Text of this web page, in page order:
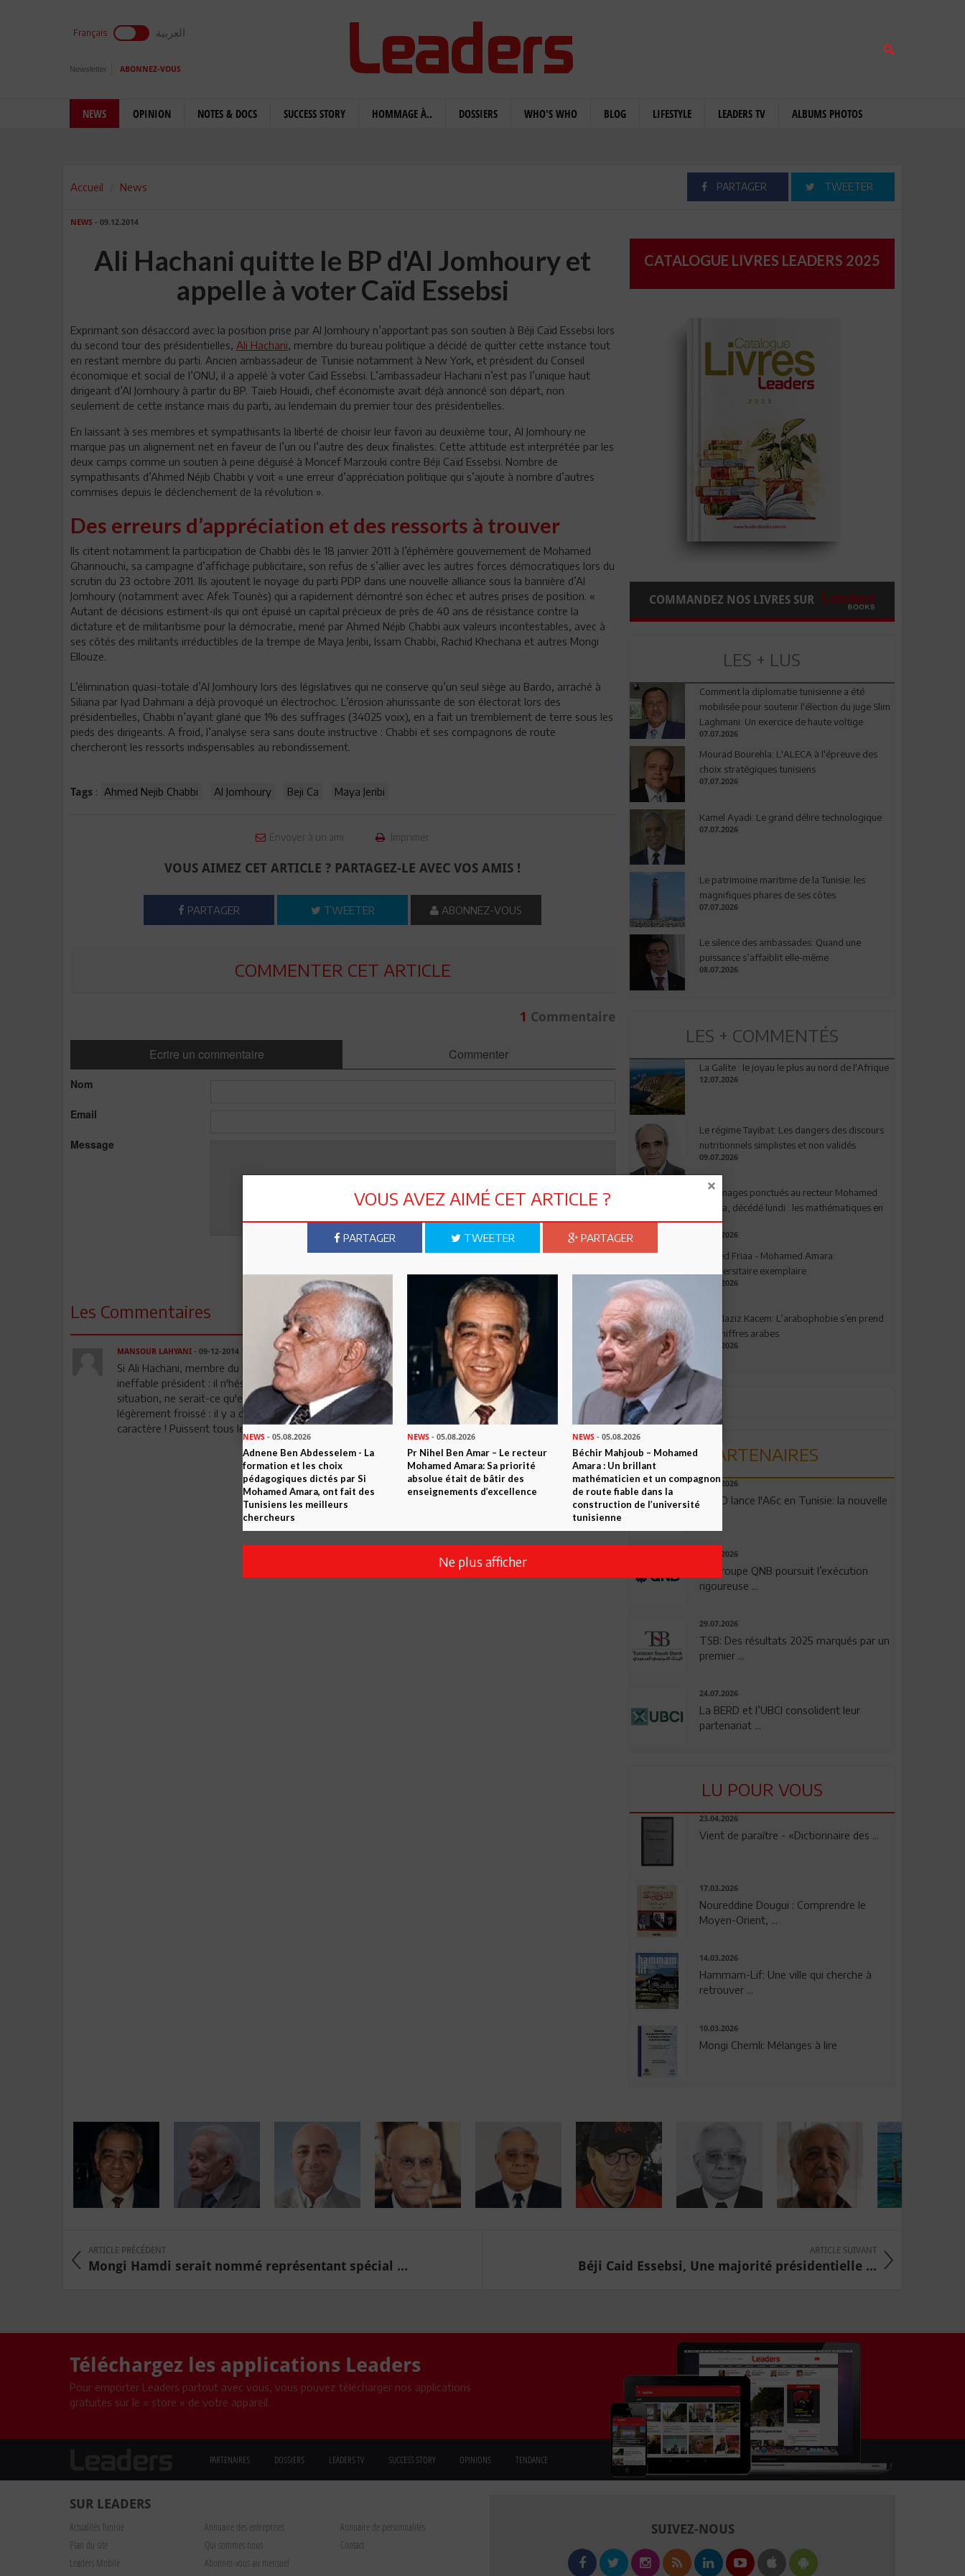
Français العربية
Newsletter ABONNEZ-VOUS
NEWS OPINION NOTES & DOCS SUCCESS STORY HOMMAGE À.. DOSSIERS WHO'S WHO BLOG LIFESTYLE LEADERS TV ALBUMS PHOTOS
Accueil News PARTAGER TWEETER
NEWS - 09.12.2014
Ali Hachani quitte le BP d'Al Jomhoury et
appelle à voter Caïd Essebsi
Exprimant son désaccord avec la position prise par Al Jomhoury n’apportant pas son soutien à Béji Caïd Essebsi lors
du second tour des présidentielles, Ali Hachani, membre du bureau politique a décidé de quitter cette instance tout
en restant membre du parti. Ancien ambassadeur de Tunisie notamment à New York, et président du Conseil
économique et social de l’ONU, il a appelé à voter Caïd Essebsi. L’ambassadeur Hachani n’est pas l’unique haut
dirigeant d’Al Jomhoury à partir du BP. Taieb Houidi, chef économiste avait déjà annoncé son départ, non
seulement de cette instance mais du parti, au lendemain du premier tour des présidentielles.
En laissant à ses membres et sympathisants la liberté de choisir leur favori au deuxième tour, Al Jomhoury ne
marque pas un alignement net en faveur de l’un ou l’autre des deux finalistes. Cette attitude est interprétée par les
deux camps comme un soutien à peine déguisé à Moncef Marzouki contre Béji Caïd Essebsi. Nombre de
sympathisants d’Ahmed Néjib Chabbi y voit « une erreur d’appréciation politique qui s’ajoute à nombre d’autres
commises depuis le déclenchement de la révolution ».
Des erreurs d’appréciation et des ressorts à trouver
Ils citent notamment la participation de Chabbi dès le 18 janvier 2011 à l’éphémère gouvernement de Mohamed
Ghannouchi, sa campagne d’affichage publicitaire, son refus de s’allier avec les autres forces démocratiques lors du
scrutin du 23 octobre 2011. Ils ajoutent le noyage du parti PDP dans une nouvelle alliance sous la bannière d’Al
Jomhoury (notamment avec Afek Tounès) qui a rapidement démontré son échec et autres prises de position. «
Autant de décisions estiment-ils qui ont épuisé un capital précieux de près de 40 ans de résistance contre la
dictature et de militantisme pour la démocratie, mené par Ahmed Néjib Chabbi aux valeurs incontestables, avec à
ses côtés des militants irréductibles de la trempe de Maya Jeribi, Issam Chabbi, Rachid Khechana et autres Mongi
Ellouze.
L’élimination quasi-totale d’Al Jomhoury lors des législatives qui ne conserve qu’un seul siège au Bardo, arraché à
Siliana par Iyad Dahmani a déjà provoqué un électrochoc. L’érosion ahurissante de son électorat lors des
présidentielles, Chabbi n’ayant glané que 1% des suffrages (34025 voix), en a fait un tremblement de terre sous les
pieds des dirigeants. A froid, l’analyse sera sans doute instructive : Chabbi et ses compagnons de route
chercheront les ressorts indispensables au rebondissement.
Tags : Ahmed Nejib Chabbi Al Jomhoury Beji Ca Maya Jeribi
Envoyer à un ami Imprimer
VOUS AIMEZ CET ARTICLE ? PARTAGEZ-LE AVEC VOS AMIS !
PARTAGER TWEETER ABONNEZ-VOUS
COMMENTER CET ARTICLE
1 Commentaire
Ecrire un commentaire Commenter
Nom
Email
Message
Les Commentaires
MANSOUR LAHYANI- 09-12-2014 17:24
Si Ali Hachani, membre du Bureau Politique, est bien plus conscient de la situation du Parti que son
ineffable président : il n'hésite pas à donner les indications qui permettront de ré-équilibrer cette
situation, ne serait-ce qu'en évitant au Jomhoury de sombrer encore une fois pour raison d'amour-propre
légèrement froissé : il y a des moments où l'homme politique doit savoir forcer le destin et son propre
caractère ! Puissent tous les membres du BP et du Parti dans son ensemble en prendre de la graine !
CATALOGUE LIVRES LEADERS 2025
COMMANDEZ NOS LIVRES SUR
LES + LUS
Comment la diplomatie tunisienne a été
mobilisée pour soutenir l'élection du juge Slim
Laghmani: Un exercice de haute voltige
07.07.2026
Mourad Bourehla: L'ALECA à l'épreuve des
choix stratégiques tunisiens
07.07.2026
Kamel Ayadi: Le grand délire technologique
07.07.2026
Le patrimoine maritime de la Tunisie: les
magnifiques phares de ses côtes
07.07.2026
Le silence des ambassades: Quand une
puissance s’affaiblit elle-même
08.07.2026
LES + COMMENTÉS
La Galite : le joyau le plus au nord de l'Afrique
12.07.2026
Le régime Tayibat: Les dangers des discours
nutritionnels simplistes et non validés
09.07.2026
Hommages ponctués au recteur Mohamed
Amara, décédé lundi : les mathématiques en
deuil
03.08.2026
Ahmed Friaa - Mohamed Amara:
l’Universitaire exemplaire
04.08.2026
Abdelaziz Kacem: L’arabophobie s’en prend
aux chiffres arabes
09.07.2026
PARTENAIRES
04.08.2026
OPPO lance l'A6c en Tunisie: la nouvelle
29.07.2026
Le Groupe QNB poursuit l’exécution
rigoureuse ...
29.07.2026
TSB: Des résultats 2025 marqués par un
premier ...
24.07.2026
La BERD et l’UBCI consolident leur
partenariat ...
LU POUR VOUS
23.04.2026
Vient de paraître - «Dictionnaire des ...
17.03.2026
Noureddine Dougui : Comprendre le
Moyen-Orient, ...
14.03.2026
Hammam-Lif: Une ville qui cherche à
retrouver ...
10.03.2026
Mongi Chemli: Mélanges à lire
ARTICLE PRÉCÉDENT
Mongi Hamdi serait nommé représentant spécial ...
ARTICLE SUIVANT
Béji Caid Essebsi, Une majorité présidentielle ...
Téléchargez les applications Leaders
Pour emporter Leaders partout avec vous, vous pouvez télécharger nos applications
gratuites sur le « store » de votre appareil.
PARTENAIRES DOSSIERS LEADERS TV SUCCESS STORY OPINIONS TENDANCE
SUR LEADERS
Actualités Tunisie Annuaire des entreprises
Annuaire de personnalités
Plan du site
Qui sommes nous
Contact
Leaders Mobile
Abonnez-vous au mensuel
SUIVEZ-NOUS
VOUS AVEZ AIMÉ CET ARTICLE ?
PARTAGER TWEETER PARTAGER
NEWS - 05.08.2026
Adnene Ben Abdesselem - La
formation et les choix
pédagogiques dictés par Si
Mohamed Amara, ont fait des
Tunisiens les meilleurs
chercheurs
NEWS - 05.08.2026
Pr Nihel Ben Amar – Le recteur
Mohamed Amara: Sa priorité
absolue était de bâtir des
enseignements d’excellence
NEWS- 05.08.2026
Béchir Mahjoub – Mohamed
Amara : Un brillant
mathématicien et un compagnon
de route fiable dans la
construction de l’université
tunisienne
Ne plus afficher